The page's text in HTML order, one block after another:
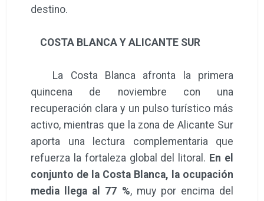
destino.
COSTA BLANCA Y ALICANTE SUR
La Costa Blanca afronta la primera
quincena de noviembre con una
recuperación clara y un pulso turístico más
activo, mientras que la zona de Alicante Sur
aporta una lectura complementaria que
refuerza la fortaleza global del litoral. En el
conjunto de la Costa Blanca, la ocupación
media llega al 77 %, muy por encima del